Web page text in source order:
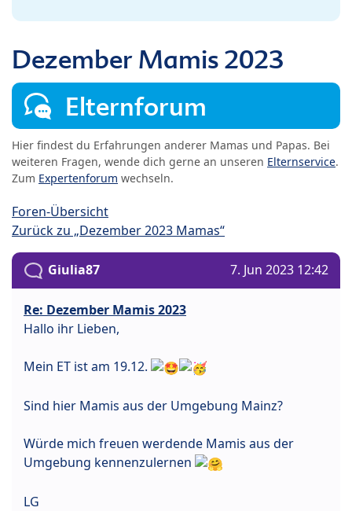
Dezember Mamis 2023
Elternforum
Hier findest du Erfahrungen anderer Mamas und Papas. Bei
weiteren Fragen, wende dich gerne an unseren Elternservice.
Zum Expertenforum wechseln.
Foren-Übersicht
Zurück zu „Dezember 2023 Mamas“
Giulia87 7. Jun 2023 12:42
Re: Dezember Mamis 2023
Hallo ihr Lieben,
Mein ET ist am 19.12.
Sind hier Mamis aus der Umgebung Mainz?
Würde mich freuen werdende Mamis aus der
Umgebung kennenzulernen
LG